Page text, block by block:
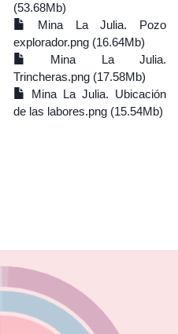
(53.68Mb)
Mina La Julia. Pozo
explorador.png (16.64Mb)
Mina La Julia.
Trincheras.png (17.58Mb)
Mina La Julia. Ubicación
de las labores.png (15.54Mb)